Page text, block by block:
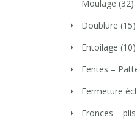
Moulage (32)
Doublure (15)
Entoilage (10)
Fentes –
Fermeture
Fronces –